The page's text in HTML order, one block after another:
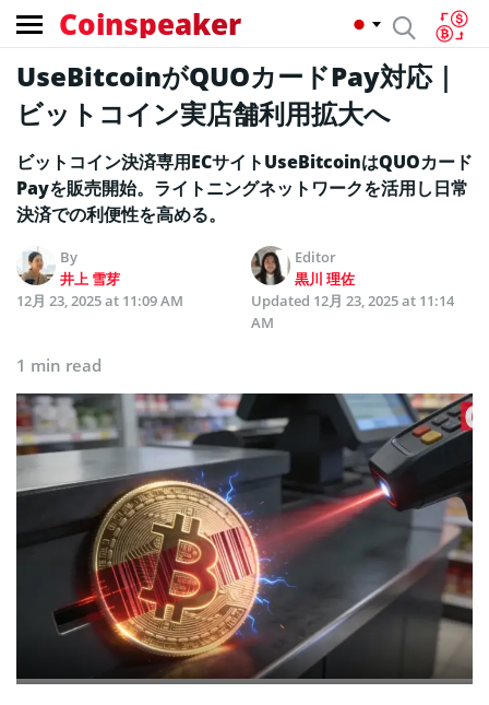
Coinspeaker
UseBitcoinがQUOカードPay対応｜
ビットコイン実店舗利用拡大へ
ビットコイン決済専用ECサイトUseBitcoinはQUOカード
Payを販売開始。ライトニングネットワークを活用し日常
決済での利便性を高める。
By
井上 雪芽
Editor
黒川 理佐
12月 23, 2025 at 11:09 AM
Updated 12月 23, 2025 at 11:14
AM
1 min read